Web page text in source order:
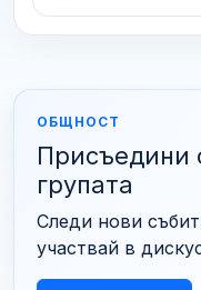
ОБЩНОСТ
Присъедини
групата
Следи нови
участвай в